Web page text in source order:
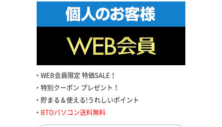
WEB会員限定 特価SALE！
特別クーポン プレゼント！
貯まる＆使える!うれしいポイント
BTOパソコン送料無料